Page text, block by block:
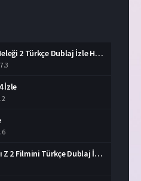
Alita Savaş Meleği 2 Türkçe Dublaj İzle HD Film
7.3
İzle
Dünya Savaşı Z 2 Filmini Türkçe Dublaj İzle